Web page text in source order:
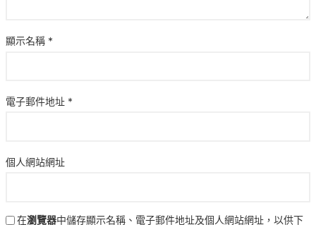
顯示名稱 *
電子郵件地址 *
個人網站網址
在瀏覽器中儲存顯示名稱、電子郵件地址及個人網站網址，以供下